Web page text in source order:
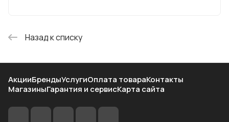
Назад к списку
АкцииБрендыУслугиОплата товараКонтакты
МагазиныГарантия и сервисКарта сайта